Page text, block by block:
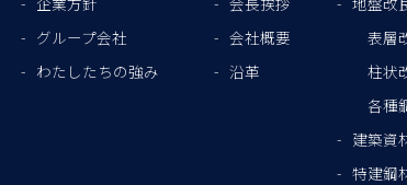
グループ会社
わたしたちの強み
会社概要
沿革
表層
柱状
各種
建築資
特建鋼